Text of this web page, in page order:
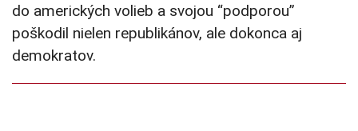
do amerických volieb a svojou “podporou”
poškodil nielen republikánov, ale dokonca aj
demokratov.